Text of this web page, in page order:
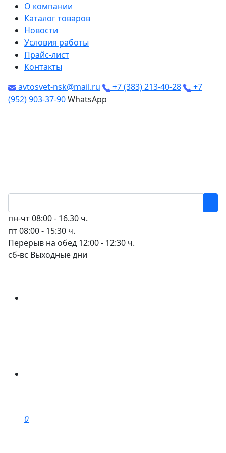
О компании
Каталог товаров
Новости
Условия работы
Прайс-лист
Контакты
avtosvet-nsk@mail.ru
+7 (383) 213-40-28
+7
(952) 903-37-90WhatsApp
пн-чт08:00 - 16.30 ч.
пт08:00 - 15:30 ч.
Перерыв на обед 12:00 - 12:30 ч.
сб-вс Выходные дни
0